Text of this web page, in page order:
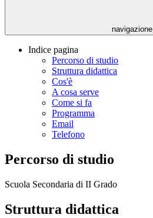
navigazione
Indice pagina
Percorso di studio
Struttura didattica
Cos'è
A cosa serve
Come si fa
Programma
Email
Telefono
Percorso di studio
Scuola Secondaria di II Grado
Struttura didattica